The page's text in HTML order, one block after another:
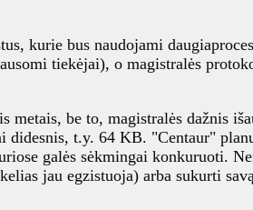
kurie bus naudojami
tiekėjai), o magistralės
be to, magistralės dažnis
t.y. 64 KB. "Centaur"
galės sėkmingai konkuruoti.
jau egzistuoja) arba sukurti